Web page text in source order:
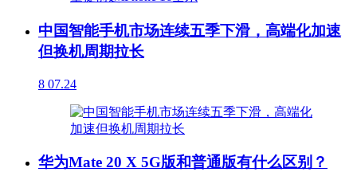
中国智能手机市场连续五季下滑，高端化加速
但换机周期拉长
8 07.24
华为Mate 20 X 5G版和普通版有什么区别？